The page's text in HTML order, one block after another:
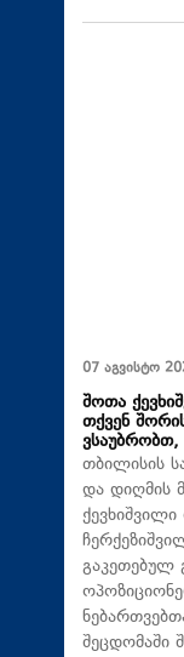
07 აგვისტო
შოთა
თქვენ
ვსაუბრობთ,
თბილისის
და დიღმის
გაკეთებულ
შეცდომაში